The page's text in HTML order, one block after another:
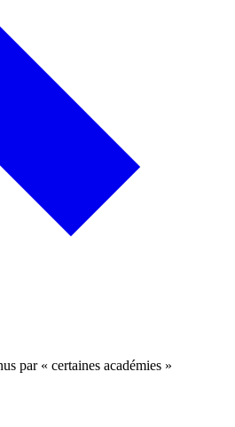
par « certaines académies »